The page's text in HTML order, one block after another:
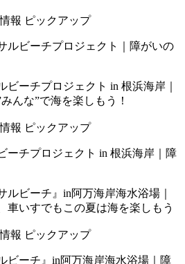
報 ピックアップ
ルビーチプロジェクト｜障がいの
報 ピックアップ
ーチプロジェクト in 根浜海岸｜障
報 ピックアップ
ビーチ』in阿万海岸海水浴場｜障